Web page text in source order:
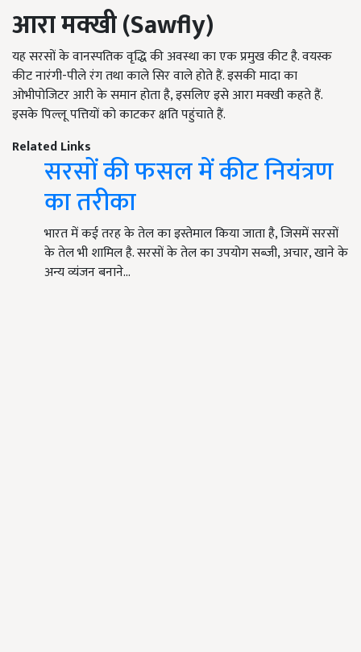
आरा मक्खी (Sawfly)
यह सरसों के वानस्पतिक वृद्धि की अवस्था का एक प्रमुख कीट है. वयस्क
कीट नारंगी-पीले रंग तथा काले सिर वाले होते हैं. इसकी मादा का
ओभीपोजिटर आरी के समान होता है, इसलिए इसे आरा मक्खी कहते हैं.
इसके पिल्लू पत्तियों को काटकर क्षति पहुंचाते हैं.
Related Links
सरसों की फसल में कीट नियंत्रण
का तरीका
भारत में कई तरह के तेल का इस्तेमाल किया जाता है, जिसमें सरसों
के तेल भी शामिल है. सरसों के तेल का उपयोग सब्जी, अचार, खाने के
अन्य व्यंजन बनाने…